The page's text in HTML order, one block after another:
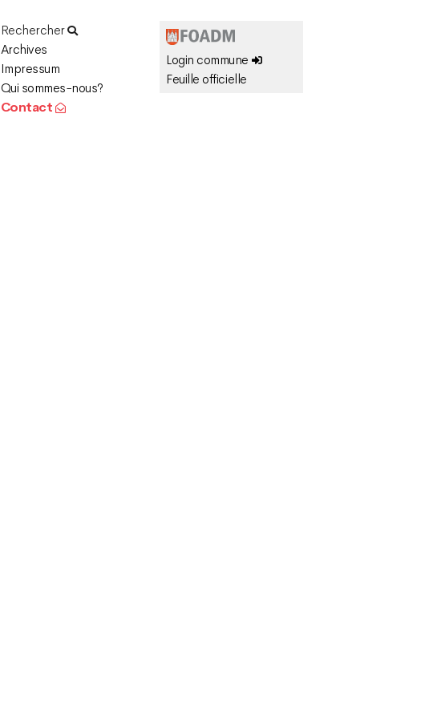
Rechercher
Archives
Impressum
Qui sommes-nous?
Contact
Login commune
Feuille officielle